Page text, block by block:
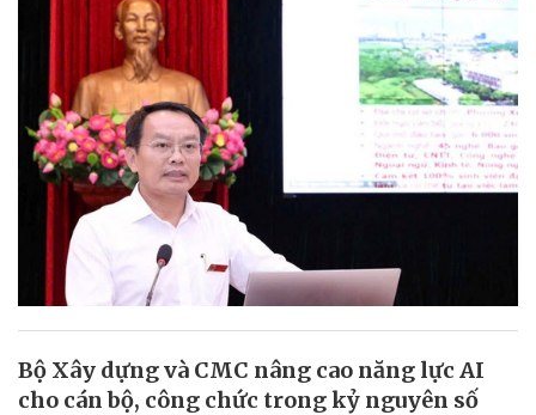
Bộ Xây dựng và CMC nâng cao năng lực AI
cho cán bộ, công chức trong kỷ nguyên số